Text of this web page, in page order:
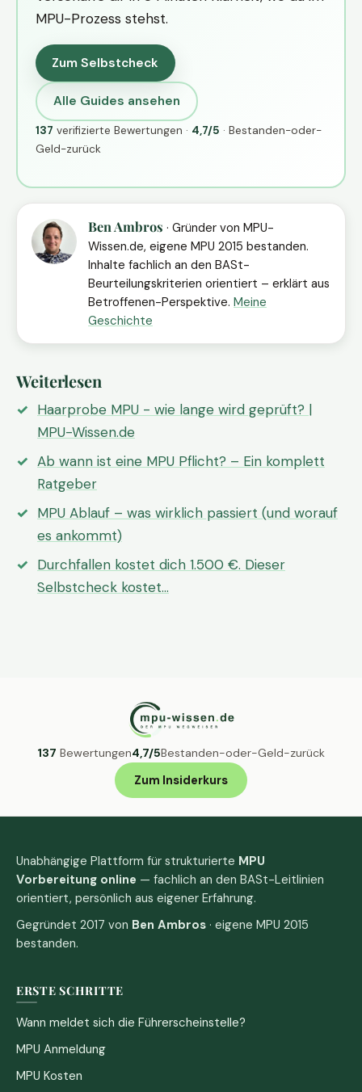
MPU-Prozess stehst.
Zum Selbstcheck
Alle Guides ansehen
137 verifizierte Bewertungen · 4,7/5 · Bestanden-oder-
Geld-zurück
Ben Ambros · Gründer von MPU-
Wissen.de, eigene MPU 2015 bestanden.
Inhalte fachlich an den BASt-
Beurteilungskriterien orientiert – erklärt aus
Betroffenen-Perspektive. Meine
Geschichte
Weiterlesen
Haarprobe MPU - wie lange wird geprüft? |
MPU-Wissen.de
Ab wann ist eine MPU Pflicht? – Ein komplett
Ratgeber
MPU Ablauf – was wirklich passiert (und worauf
es ankommt)
Durchfallen kostet dich 1.500 €. Dieser
Selbstcheck kostet…
137 Bewertungen4,7/5Bestanden-oder-Geld-zurück
Zum Insiderkurs
Unabhängige Plattform für strukturierte MPU
Vorbereitung online — fachlich an den BASt-Leitlinien
orientiert, persönlich aus eigener Erfahrung.
Gegründet 2017 von Ben Ambros · eigene MPU 2015
bestanden.
ERSTE SCHRITTE
Wann meldet sich die Führerscheinstelle?
MPU Anmeldung
MPU Kosten